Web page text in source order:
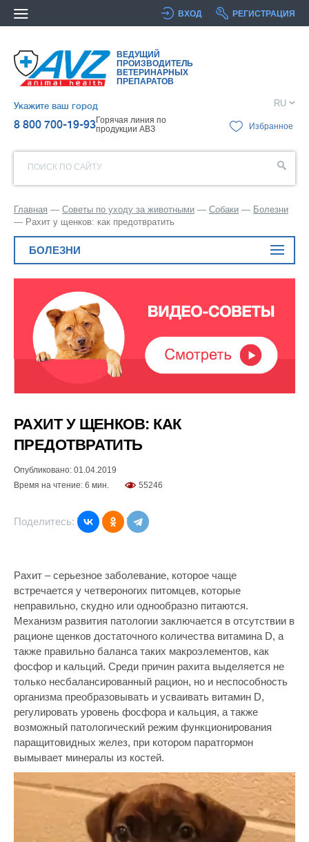
ВХОД РЕГИСТРАЦИЯ
ВЕДУЩИЙ
ПРОИЗВОДИТЕЛЬ
ВЕТЕРИНАРНЫХ
ПРЕПАРАТОВ
Укажите ваш город
8 800 700-19-93Горячая линия по
продукции АВЗ
RU
Избранное
ПОИСК ПО САЙТУ
Главная Советы по уходу за животными Собаки
Болезни
Рахит у щенков: как предотвратить
БОЛЕЗНИ
РАХИТ У ЩЕНКОВ: КАК
ПРЕДОТВРАТИТЬ
Опубликовано: 01.04.2019
Время на чтение: 6 мин.
55246
Поделитесь:
Рахит – серьезное заболевание, которое чаще
встречается у четвероногих питомцев, которые
неправильно, скудно или однообразно питаются.
Механизм развития патологии заключается в отсутствии в
рационе щенков достаточного количества витамина D, а
также правильно баланса таких макроэлементов, как
фосфор и кальций. Среди причин рахита выделяется не
только несбалансированный рацион, но и неспособность
организма преобразовывать и усваивать витамин D,
регулировать уровень фосфора и кальция, а также
возможный патологический режим функционирования
паращитовидных желез, при котором паратгормон
вымывает минералы из костей.